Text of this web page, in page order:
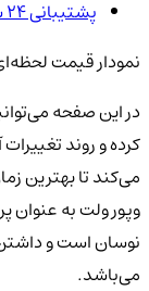
پشتیبانی ۲۴ ساعته کیف پول من
نمودار قیمت
در این صفحه
کرده و روند
می‌کند تا بهترین
وپور ولت به عنوان
نوسان است و
می‌باشد.